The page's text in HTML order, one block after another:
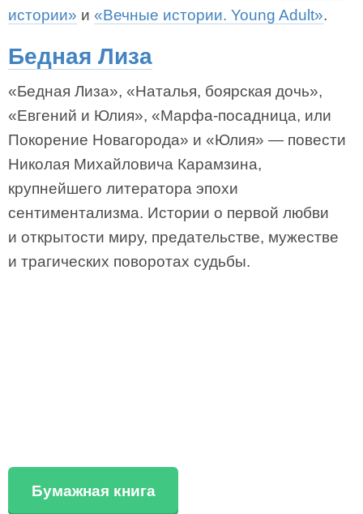
истории» и «Вечные истории. Young Adult».
Бедная Лиза
«Бедная Лиза», «Наталья, боярская дочь»,
«Евгений и Юлия», «Марфа-посадница, или
Покорение Новагорода» и «Юлия» — повести
Николая Михайловича Карамзина,
крупнейшего литератора эпохи
сентиментализма. Истории о первой любви
и открытости миру, предательстве, мужестве
и трагических поворотах судьбы.
Бумажная книга